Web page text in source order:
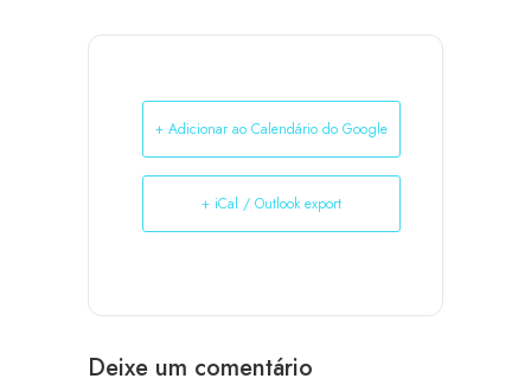
+ Adicionar ao Calendário do Google
+ iCal / Outlook export
Deixe um comentário